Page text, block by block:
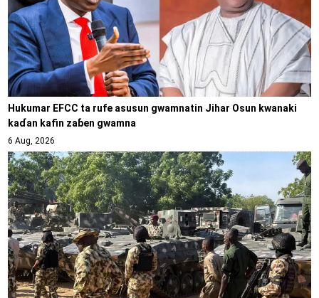
Hukumar EFCC ta rufe asusun gwamnatin Jihar Osun kwanaki
kaɗan kafin zaɓen gwamna
6 Aug, 2026